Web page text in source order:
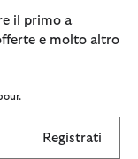
il primo a
e molto altro
Registrati